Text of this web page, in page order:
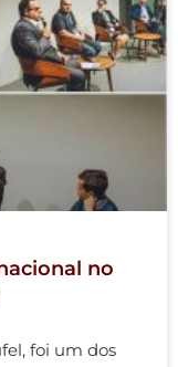
no
foi um dos